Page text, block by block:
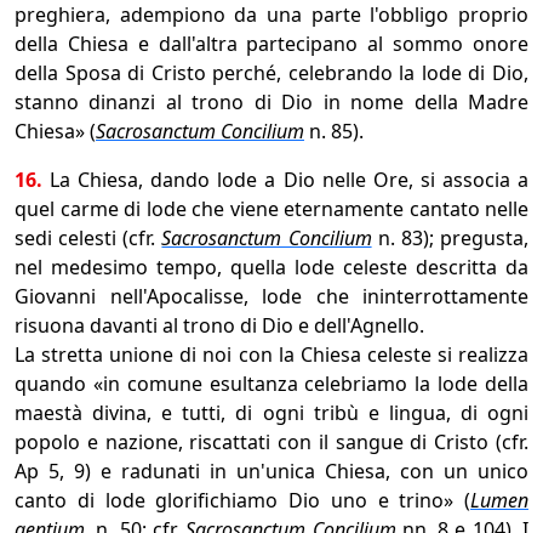
preghiera, adempiono da una parte l'obbligo proprio
della Chiesa e dall'altra partecipano al sommo onore
della Sposa di Cristo perché, celebrando la lode di Dio,
stanno dinanzi al trono di Dio in nome della Madre
Chiesa» (Sacrosanctum Concilium n. 85).
16. La Chiesa, dando lode a Dio nelle Ore, si associa a
quel carme di lode che viene eternamente cantato nelle
sedi celesti (cfr.Sacrosanctum Concilium n. 83); pregusta,
nel medesimo tempo, quella lode celeste descritta da
Giovanni nell'Apocalisse, lode che ininterrottamente
risuona davanti al trono di Dio e dell'Agnello.
La stretta unione di noi con la Chiesa celeste si realizza
quando «in comune esultanza celebriamo la lode della
maestà divina, e tutti, di ogni tribù e lingua, di ogni
popolo e nazione, riscattati con il sangue di Cristo (cfr.
Ap 5, 9) e radunati in un'unica Chiesa, con un unico
canto di lode glorifichiamo Dio uno e trino» (Lumen